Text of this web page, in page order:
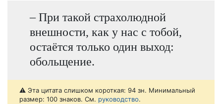
– При такой страхолюдной
внешности, как у нас с тобой,
остаётся только один выход:
обольщение.
⚠️ Эта цитата слишком короткая: 94 зн. Минимальный
размер: 100 знаков. См. руководство.